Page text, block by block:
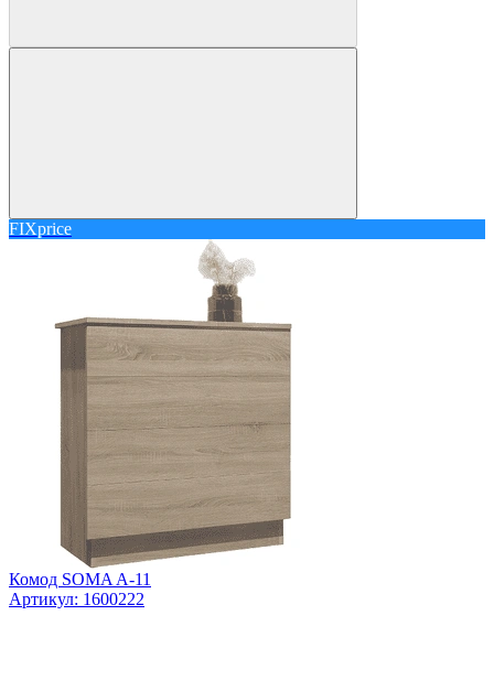
FIXprice
Комод SOMA A-11
Артикул: 1600222